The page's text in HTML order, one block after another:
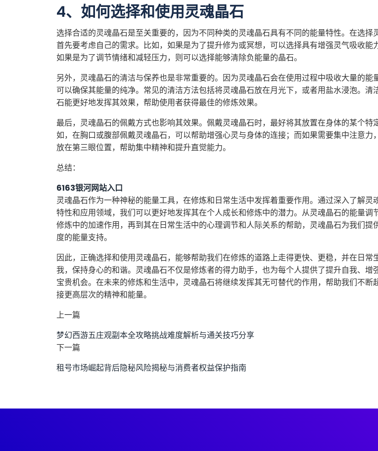
4、如何选择和使用灵魂晶石
选择合适的灵魂晶石是至关重要的，因为不同种类的灵魂晶石具有不同的能量特性。在选择
首先要考虑自己的需求。比如，如果是为了提升修为或冥想，可以选择具有增强灵气吸收能
如果是为了调节情绪和减轻压力，则可以选择能够清除负能量的晶石。
另外，灵魂晶石的清洁与保养也是非常重要的。因为灵魂晶石会在使用过程中吸收大量的能
可以确保其能量的纯净。常见的清洁方法包括将灵魂晶石放在月光下，或者用盐水浸泡。清
石能更好地发挥其效果，帮助使用者获得最佳的修炼效果。
最后，灵魂晶石的佩戴方式也影响其效果。佩戴灵魂晶石时，最好将其放置在身体的某个特
如，在胸口或腹部佩戴灵魂晶石，可以帮助增强心灵与身体的连接；而如果需要集中注意力
放在第三眼位置，帮助集中精神和提升直觉能力。
总结：
6163银河网站入口
灵魂晶石作为一种神秘的能量工具，在修炼和日常生活中发挥着重要作用。通过深入了解灵
特性和应用领域，我们可以更好地发挥其在个人成长和修炼中的潜力。从灵魂晶石的能量调
修炼中的加速作用，再到其在日常生活中的心理调节和人际关系的帮助，灵魂晶石为我们提
度的能量支持。
因此，正确选择和使用灵魂晶石，能够帮助我们在修炼的道路上走得更快、更稳，并在日常
我，保持身心的和谐。灵魂晶石不仅是修炼者的得力助手，也为每个人提供了提升自我、增
宝贵机会。在未来的修炼和生活中，灵魂晶石将继续发挥其无可替代的作用，帮助我们不断
接更高层次的精神和能量。
上一篇
梦幻西游五庄观副本全攻略挑战难度解析与通关技巧分享
下一篇
租号市场崛起背后隐秘风险揭秘与消费者权益保护指南